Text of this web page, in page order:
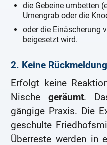
die Gebeine umbetten
Urnengrab oder die
oder die Einäscherung
beigesetzt wird.
2. Keine
Erfolgt keine
Nischegeräumt.
gängige Praxis. Die
geschulte
Überreste werden in